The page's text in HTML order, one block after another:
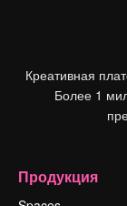
Креативная
Более 1
Продукция